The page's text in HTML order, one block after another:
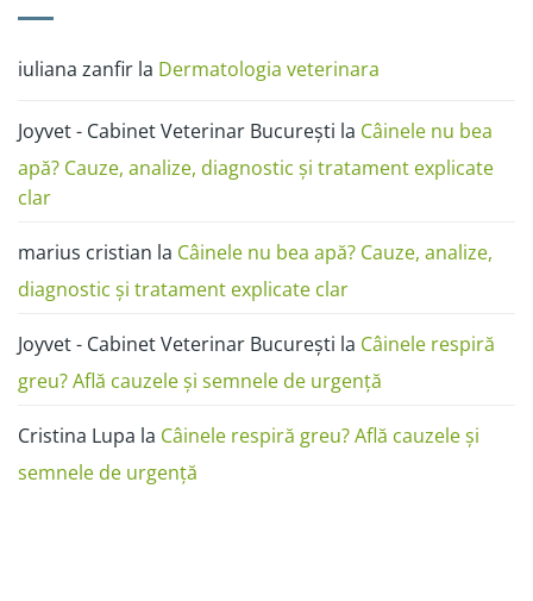
cum
o
alergie
sau
iuliana zanfir la Dermatologia veterinara
Joyvet - Cabinet Veterinar București la Câinele nu bea
apă? Cauze, analize, diagnostic și tratament explicate
clar
marius cristian la Câinele nu bea apă? Cauze, analize,
diagnostic și tratament explicate clar
Joyvet - Cabinet Veterinar București la Câinele respiră
greu? Află cauzele și semnele de urgență
Cristina Lupa la Câinele respiră greu? Află cauzele și
semnele de urgență